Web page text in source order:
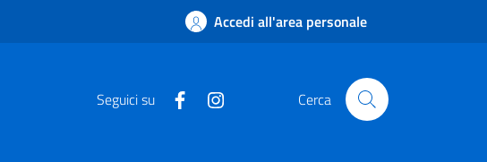
Accedi all'area personale
Seguici su Cerca